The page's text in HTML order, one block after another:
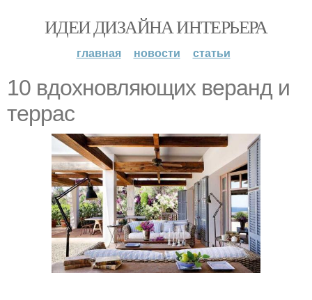
ИДЕИ ДИЗАЙНА ИНТЕРЬЕРА
главная новости статьи
10 вдохновляющих веранд и
террас